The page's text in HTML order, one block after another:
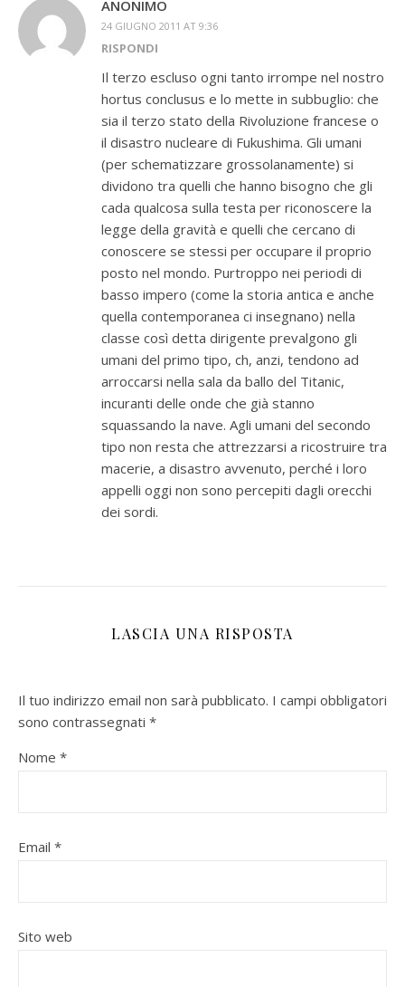
ANONIMO
24 GIUGNO 2011 AT 9:36
RISPONDI
Il terzo escluso ogni tanto irrompe nel nostro
hortus conclusus e lo mette in subbuglio: che
sia il terzo stato della Rivoluzione francese o
il disastro nucleare di Fukushima. Gli umani
(per schematizzare grossolanamente) si
dividono tra quelli che hanno bisogno che gli
cada qualcosa sulla testa per riconoscere la
legge della gravità e quelli che cercano di
conoscere se stessi per occupare il proprio
posto nel mondo. Purtroppo nei periodi di
basso impero (come la storia antica e anche
quella contemporanea ci insegnano) nella
classe così detta dirigente prevalgono gli
umani del primo tipo, ch, anzi, tendono ad
arroccarsi nella sala da ballo del Titanic,
incuranti delle onde che già stanno
squassando la nave. Agli umani del secondo
tipo non resta che attrezzarsi a ricostruire tra
macerie, a disastro avvenuto, perché i loro
appelli oggi non sono percepiti dagli orecchi
dei sordi.
LASCIA UNA RISPOSTA
Il tuo indirizzo email non sarà pubblicato. I campi obbligatori
sono contrassegnati *
Nome *
Email *
Sito web